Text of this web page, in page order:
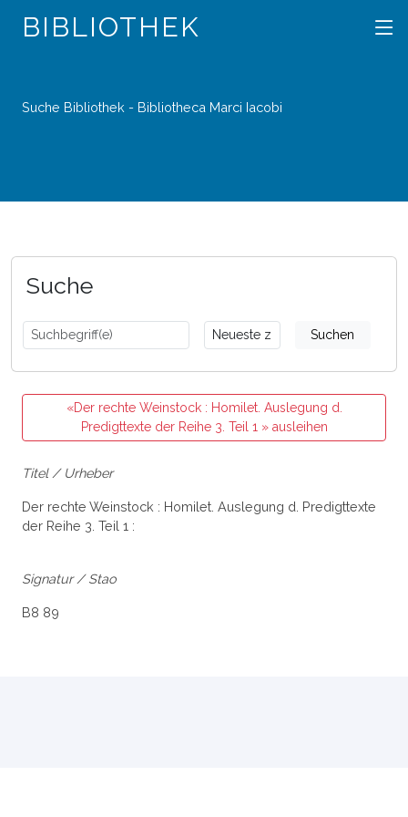
BIBLIOTHEK
Suche Bibliothek - Bibliotheca Marci Iacobi
Suche
Suchen
«Der rechte Weinstock : Homilet. Auslegung d.
Predigttexte der Reihe 3. Teil 1 » ausleihen
Titel / Urheber
Der rechte Weinstock : Homilet. Auslegung d. Predigttexte
der Reihe 3. Teil 1 :
Signatur / Stao
B8 89